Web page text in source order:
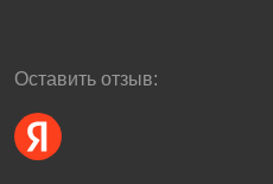
Оставить отзыв: